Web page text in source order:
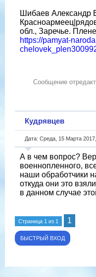
Шибаев Александр
обл., Заречье.
https://pamyat-
Сообщение
Кудрявцев
Дата: Среда, 15 Марта
А в чем вопрос?
военнопленного,
наши обработчики
откуда они это
в данном случае
Страница 1 из 1 1